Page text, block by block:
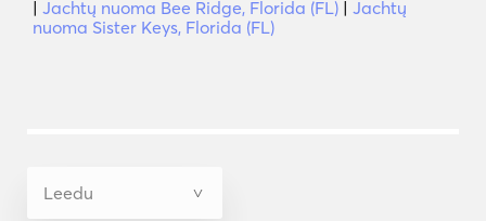
| Jachtų nuoma Bee Ridge, Florida (FL) | Jachtų
nuoma Sister Keys, Florida (FL)